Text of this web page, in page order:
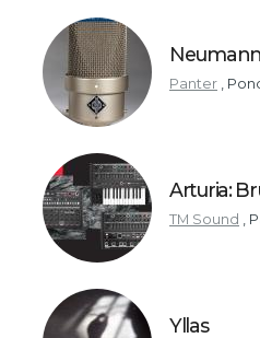
Panter ,
Arturia:
TM Sound ,
Yllas